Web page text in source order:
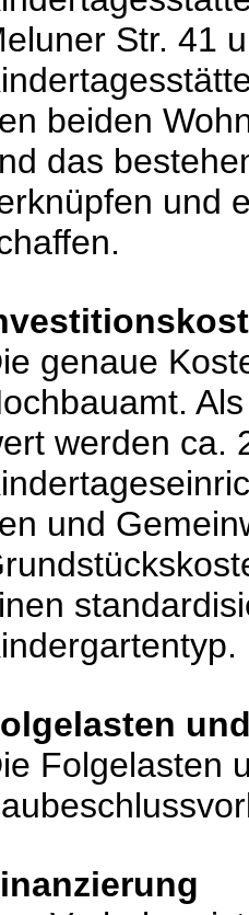
Str. 41
beiden
das
und
genaue
werden ca.
und
Folgelasten